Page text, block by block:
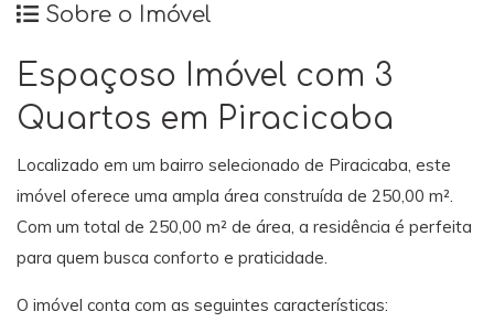
Sobre o Imóvel
Espaçoso Imóvel com 3
Quartos em Piracicaba
Localizado em um bairro selecionado de Piracicaba, este
imóvel oferece uma ampla área construída de 250,00 m².
Com um total de 250,00 m² de área, a residência é perfeita
para quem busca conforto e praticidade.
O imóvel conta com as seguintes características: